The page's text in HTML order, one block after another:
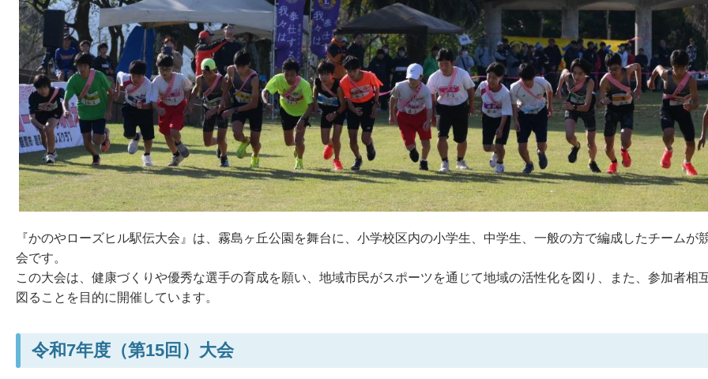
『かのやローズヒル駅伝大会』は、霧島ヶ丘公園を舞台に、小学校区内の小学生、中学生、一般の方で編成したチームが
会です。
この大会は、健康づくりや優秀な選手の育成を願い、地域市民がスポーツを通じて地域の活性化を図り、また、参加者相
図ることを目的に開催しています。
令和7年度（第15回）大会